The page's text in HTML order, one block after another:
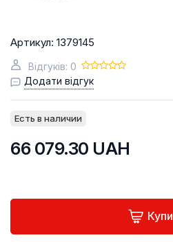
Артикул: 1379145
Відгуків: 0
Додати відгук
Есть в наличии
66 079.30 UAH